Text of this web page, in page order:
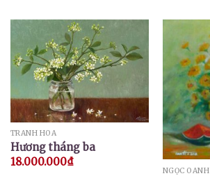
TRANH HOA
Hương tháng ba
18.000.000₫
NGỌC OANH